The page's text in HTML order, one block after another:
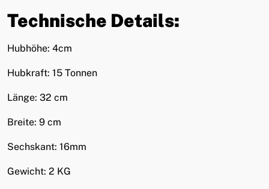
Technische Details:
Hubhöhe: 4cm
Hubkraft: 15 Tonnen
Länge: 32 cm
Breite: 9 cm
Sechskant: 16mm
Gewicht: 2 KG